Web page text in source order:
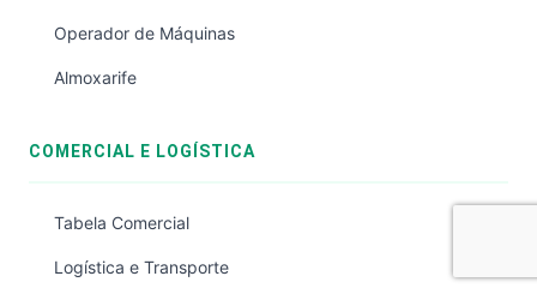
Operador de Máquinas
Almoxarife
COMERCIAL E LOGÍSTICA
Tabela Comercial
Logística e Transporte